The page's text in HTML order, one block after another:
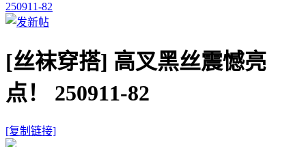
250911-82
[丝袜穿搭] 高叉黑丝震憾亮
点！ 250911-82
[复制链接]